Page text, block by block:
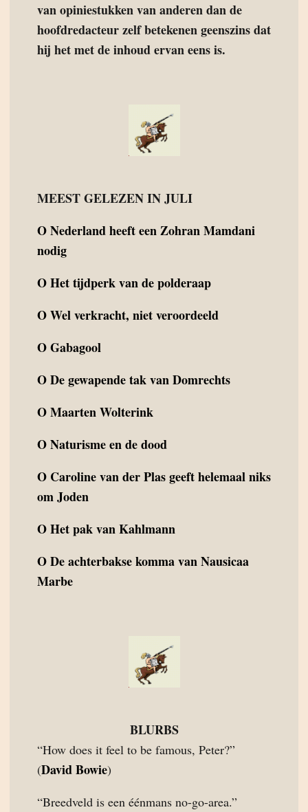
van opiniestukken van anderen dan de
hoofdredacteur zelf betekenen geenszins dat
hij het met de inhoud ervan eens is.
MEEST GELEZEN IN JULI
ONederland heeft een Zohran Mamdani
nodig
OHet tijdperk van de polderaap
OWel verkracht, niet veroordeeld
OGabagool
ODe gewapende tak van Domrechts
OMaarten Wolterink
ONaturisme en de dood
O Caroline van der Plas geeft helemaal niks
om Joden
OHet pak van Kahlmann
ODe achterbakse komma van Nausicaa
Marbe
BLURBS
“How does it feel to be famous, Peter?”
(David Bowie)
“Breedveld is een éénmans no-go-area.”